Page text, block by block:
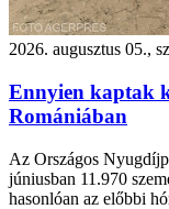
2026. augusztus 05.,
Ennyien kaptak
Romániában
Az Országos
júniusban 11.970
hasonlóan az előbbi